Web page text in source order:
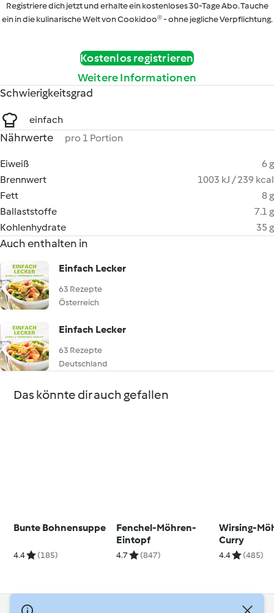
Registriere dich jetzt und erhalte ein kostenloses 30-Tage Abo. Tauche
ein in die kulinarische Welt von Cookidoo® - ohne jegliche Verpflichtung.
Kostenlos registrieren
Weitere Informationen
Schwierigkeitsgrad
einfach
Nährwerte pro 1 Portion
Eiweiß
6 g
Brennwert
1003 kJ / 239 kcal
Fett
8 g
Ballaststoffe
7.1 g
Kohlenhydrate
35 g
Auch enthalten in
Einfach Lecker
63 Rezepte
Österreich
Einfach Lecker
63 Rezepte
Deutschland
Das könnte dir auch gefallen
Bunte Bohnensuppe
4.4 (185)
Fenchel-Möhren-
Eintopf
4.7 (847)
Wirsing-
Curry
4.4 (485)